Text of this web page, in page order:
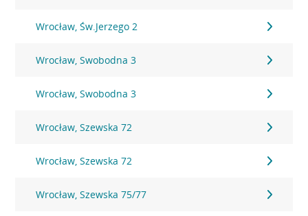
Wrocław, Św.Jerzego 2
Wrocław, Swobodna 3
Wrocław, Swobodna 3
Wrocław, Szewska 72
Wrocław, Szewska 72
Wrocław, Szewska 75/77